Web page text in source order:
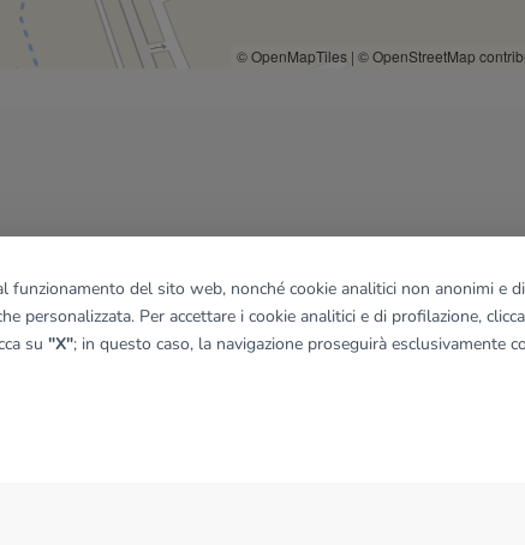
© OpenMapTiles | © OpenStreetMap
funzionamento del sito web, nonché cookie analitici non anonimi e
personalizzata. Per accettare i cookie analitici e di profilazione,
su "X"; in questo caso, la navigazione proseguirà esclusivamente